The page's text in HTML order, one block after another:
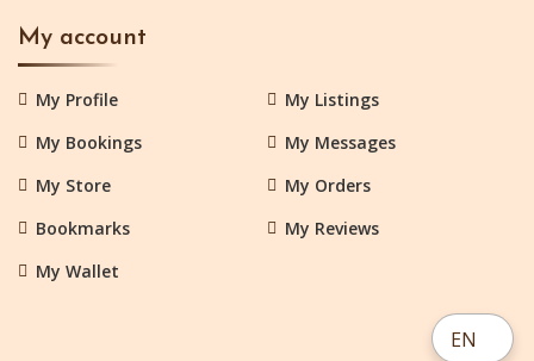
My account
My Profile
My Listings
My Bookings
My Messages
My Store
My Orders
Bookmarks
My Reviews
My Wallet
EN